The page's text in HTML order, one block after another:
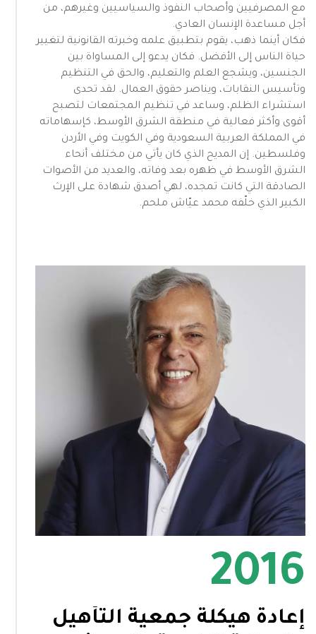
مع المصرفيين وأصحاب النفوذ والسياسيين وغيرهم، من
أجل مساعدة الإنسان العادي.
فكان أينما ذهب، يقوم بتطبيق علمه وخبرته القانونية لتغيير
حياة الناس إلى الأفضل. فكان يدعو إلى المساواة بين
الجنسين، ويشجع العلم والتعليم، والحق في التنظيم
وتأسيس النقابات، ويناصر حقوق العمال. لقد تحدى
استشراء الظلم، وساعد في تنظيم المجتمعات لتصبح
أقوى وأكثر فعالية في منطقة الشرق الأوسط، كإسهاماته
في المملكة العربية السعودية وفي الكويت وفي الأردن
وفلسطين. إن المديح الذي كان يأتي من مختلف أنحاء
الشرق الأوسط في ظهره بعد وفاته، والعديد من الأصوات
الصادقة التي كانت تمجده، لهي أصدق شهادة على الإرث
الكبير الذي خلّفه محمد عيّاش ملحم.
2016
إعادة هيكلة جمعية التأهيل